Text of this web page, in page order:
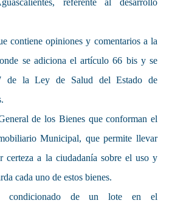
referente al desarrollo
contiene opiniones y comentarios a la
se adiciona el artículo 66 bis y se
de la Ley de Salud del Estado de
de los Bienes que conforman el
Municipal, que permite llevar
certeza a la ciudadanía sobre el uso y
cada uno de estos bienes.
condicionado de un lote en el